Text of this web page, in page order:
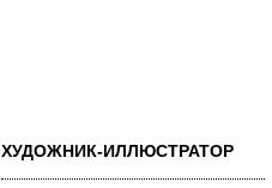
ХУДОЖНИК-ИЛЛЮСТРАТОР